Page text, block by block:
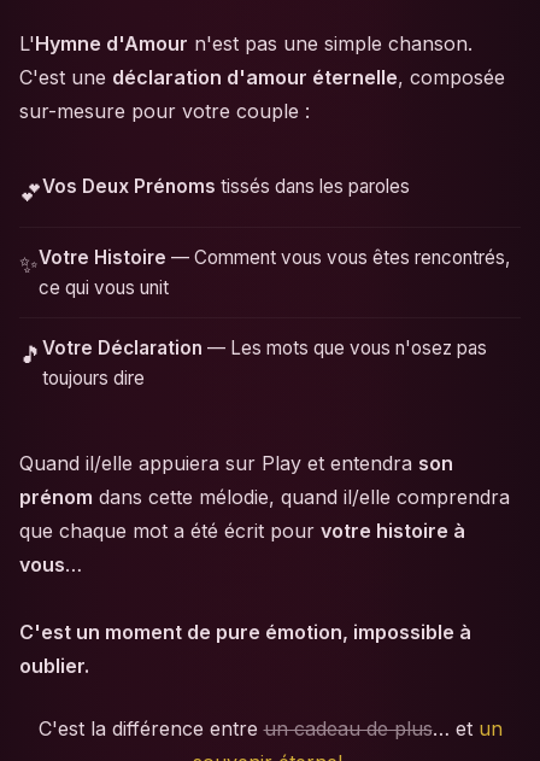
L'Hymne d'Amour n'est pas une simple chanson.
C'est une déclaration d'amour éternelle, composée
sur-mesure pour votre couple :
💕Vos Deux Prénoms tissés dans les paroles
✨Votre Histoire — Comment vous vous êtes rencontrés,
ce qui vous unit
🎵 Votre Déclaration — Les mots que vous n'osez pas
toujours dire
Quand il/elle appuiera sur Play et entendra son
prénom dans cette mélodie, quand il/elle comprendra
que chaque mot a été écrit pour votre histoire à
vous…
C'est un moment de pure émotion, impossible à
oublier.
C'est la différence entreun cadeau de plus… et un